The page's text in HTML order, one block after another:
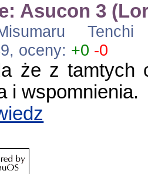
Asucon 3
Tenchi
oceny: +0 -0
że z tamtych
i wspomnienia.